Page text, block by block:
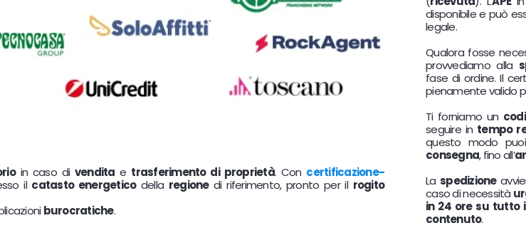
in caso di vendita e trasferimento di proprietà. Con certificazione-
il catasto energeticodella regionedi riferimento, pronto per il rogito
burocratiche.
disponibile e può
legale.
Qualora fosse
provvediamo alla
fase di ordine. Il
pienamente valido
Ti forniamo un
seguire in tempo
questo modo
consegna, fino all’
Laspedizione
caso di necessità
in 24 ore su tutto
contenuto.